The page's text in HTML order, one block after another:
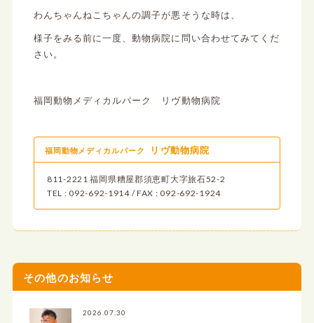
わんちゃんねこちゃんの調子が悪そうな時は、
様子をみる前に一度、動物病院に問い合わせてみてくだ
さい。
福岡動物メディカルパーク リヴ動物病院
福岡動物メディカルパーク リヴ動物病院
811-2221 福岡県糟屋郡須恵町大字旅石52-2
TEL : 092-692-1914 / FAX : 092-692-1924
その他のお知らせ
2026.07.30